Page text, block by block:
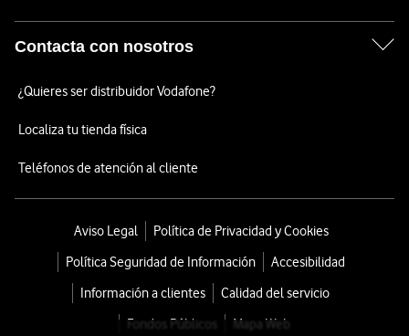
Contacta con nosotros
¿Quieres ser distribuidor Vodafone?
Localiza tu tienda física
Teléfonos de atención al cliente
Aviso Legal
Política de Privacidad y Cookies
Política Seguridad de Información
Accesibilidad
Información a clientes
Calidad del servicio
Fondos Públicos
Mapa Web